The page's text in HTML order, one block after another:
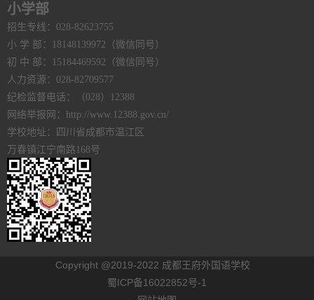
小学部
招生专线：028-82623755
小 学 部：18148139972（微信同号）
初 中 部：15184469592（微信同号）
人力资源：028-82709577
纪检监督电话：（028）12388
网络举报网：http://www.12388.gov.cn/
学校地址：四川省成都市温江区
万春镇江宁南路168号
Copyright @2019-2022 成都王府外国语学校
蜀ICP备16022852号-1